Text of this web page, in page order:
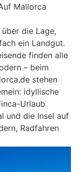
Mallorca
die Lage,
ein Landgut.
finden alle
– beim
stehen
idyllische
Urlaub
und die Insel auf
Radfahren